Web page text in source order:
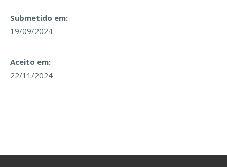
Submetido em:
19/09/2024
Aceito em:
22/11/2024